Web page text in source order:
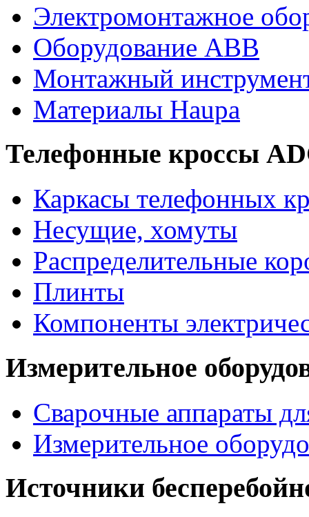
Электромонтажное
Оборудование ABB
Монтажный
Материалы Haupa
Телефонные кроссы
Каркасы телефонных
Несущие, хомуты
Распределительные
Плинты
Компоненты
Измерительное
Сварочные аппараты
Измерительное
Источники